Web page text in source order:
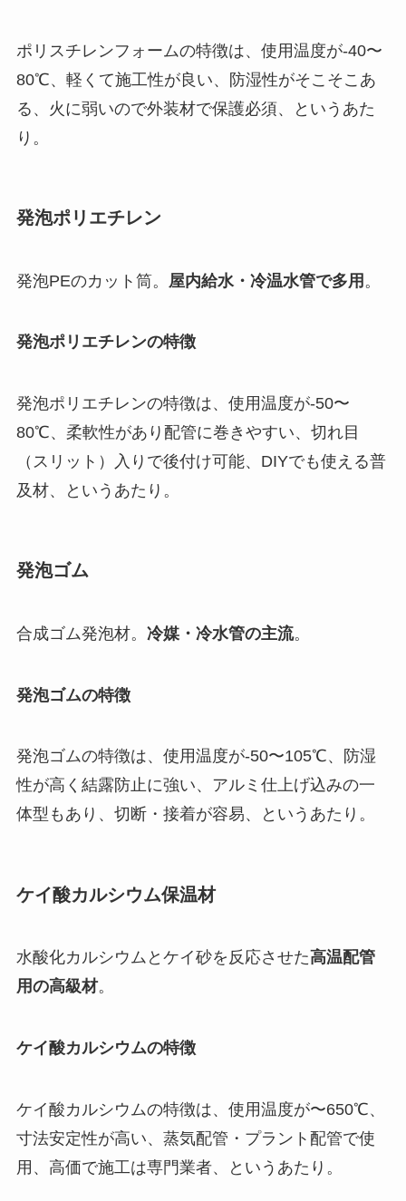
ポリスチレンフォームの特徴は、使用温度が-40〜
80℃、軽くて施工性が良い、防湿性がそこそこあ
る、火に弱いので外装材で保護必須、というあた
り。
発泡ポリエチレン
発泡PEのカット筒。 屋内給水・冷温水管で多用 。
発泡ポリエチレンの特徴
発泡ポリエチレンの特徴は、使用温度が-50〜
80℃、柔軟性があり配管に巻きやすい、切れ目
（スリット）入りで後付け可能、DIYでも使える普
及材、というあたり。
発泡ゴム
合成ゴム発泡材。 冷媒・冷水管の主流。
発泡ゴムの特徴
発泡ゴムの特徴は、使用温度が-50〜105℃、防湿
性が高く結露防止に強い、アルミ仕上げ込みの一
体型もあり、切断・接着が容易、というあたり。
ケイ酸カルシウム保温材
水酸化カルシウムとケイ砂を反応させた高温配管
用の高級材。
ケイ酸カルシウムの特徴
ケイ酸カルシウムの特徴は、使用温度が〜650℃、
寸法安定性が高い、蒸気配管・プラント配管で使
用、高価で施工は専門業者、というあたり。